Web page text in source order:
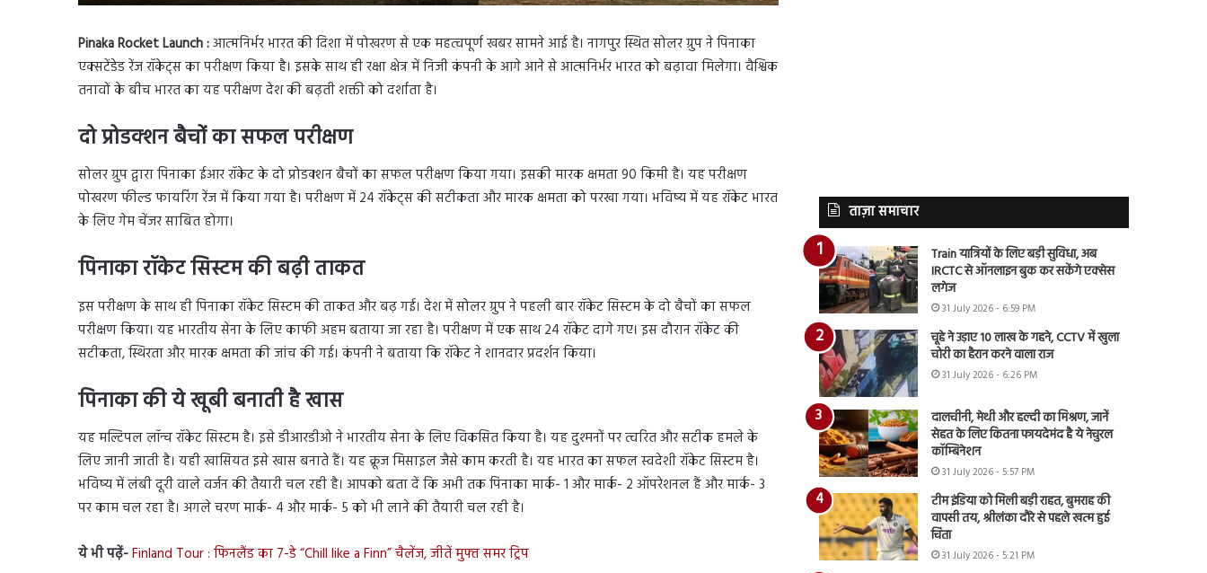
Pinaka Rocket Launch :आत्मनिर्भर भारत की दिशा में पोखरण से एक महत्वपूर्ण खबर सामने आई है। नागपुर स्थित सोलर ग्रुप ने पिनाका
एक्सटेंडेड रेंज रॉकेट्स का परीक्षण किया है। इसके साथ ही रक्षा क्षेत्र में निजी कंपनी के आगे आने से आत्मनिर्भर भारत को बढ़ावा मिलेगा। वैश्विक
तनावों के बीच भारत का यह परीक्षण देश की बढ़ती शक्ती को दर्शाता है।
दो प्रोडक्शन बैचों का सफल परीक्षण
सोलर ग्रुप द्वारा पिनाका ईआर रॉकेट के दो प्रोडक्शन बैचों का सफल परीक्षण किया गया। इसकी मारक क्षमता 90 किमी है। यह परीक्षण
पोखरण फील्ड फायरिंग रेंज में किया गया है। परीक्षण में 24 रॉकेट्स की सटीकता और मारक क्षमता को परखा गया। भविष्य में यह रॉकेट भारत
के लिए गेम चेंजर साबित होगा।
पिनाका रॉकेट सिस्टम की बढ़ी ताकत
इस परीक्षण के साथ ही पिनाका रॉकेट सिस्टम की ताकत और बढ़ गई। देश में सोलर ग्रुप ने पहली बार रॉकेट सिस्टम के दो बैचों का सफल
परीक्षण किया। यह भारतीय सेना के लिए काफी अहम बताया जा रहा है। परीक्षण में एक साथ 24 रॉकेट दागे गए। इस दौरान रॉकेट की
सटीकता, स्थिरता और मारक क्षमता की जांच की गई। कंपनी ने बताया कि रॉकेट ने शानदार प्रदर्शन किया।
पिनाका की ये खूबी बनाती है खास
यह मल्टिपल लॉन्च रॉकेट सिस्टम है। इसे डीआरडीओ ने भारतीय सेना के लिए विकसित किया है। यह दुश्मनों पर त्वरित और सटीक हमले के
लिए जानी जाती है। यही खासियत इसे खास बनाते हैं। यह क्रूज मिसाइल जैसे काम करती है। यह भारत का सफल स्वदेशी रॉकेट सिस्टम है।
भविष्य में लंबी दूरी वाले वर्जन की तैयारी चल रही है। आपको बता दें कि अभी तक पिनाका मार्क- 1 और मार्क- 2 ऑपरेशनल हैं और मार्क- 3
पर काम चल रहा है। अगले चरण मार्क- 4 और मार्क- 5 को भी लाने की तैयारी चल रही है।
ये भी पढ़ें-Finland Tour : फिनलैंड का 7-डे “Chill like a Finn” चैलेंज, जीतें मुफ्त समर ट्रिप
ताज़ा समाचार
Train यात्रियों के लिए बड़ी सुविधा, अब
IRCTC से ऑनलाइन बुक कर सकेंगे एक्सेस
लगेज
31 July 2026 - 6:59 PM
चूहे ने उड़ाए 10 लाख के गहने, CCTV में खुला
चोरी का हैरान करने वाला राज
31 July 2026 - 6:26 PM
दालचीनी, मेथी और हल्दी का मिश्रण, जानें
सेहत के लिए कितना फायदेमंद है ये नेचुरल
कॉम्बिनेशन
31 July 2026 - 5:57 PM
टीम इंडिया को मिली बड़ी राहत, बुमराह की
वापसी तय, श्रीलंका दौरे से पहले खत्म हुई
चिंता
31 July 2026 - 5:21 PM